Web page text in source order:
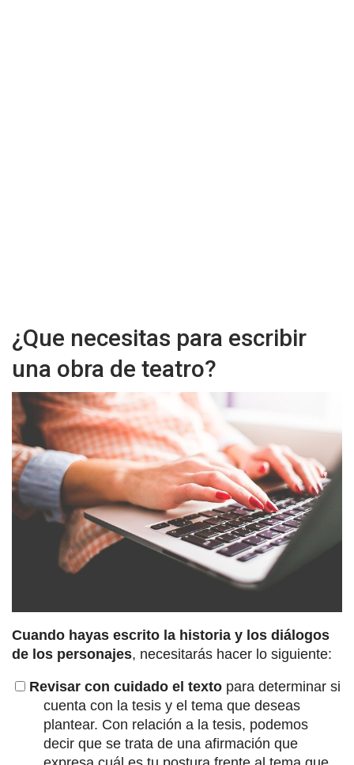
¿Que necesitas para escribir
una obra de teatro?
Cuando hayas escrito la historia y los diálogos
de los personajes, necesitarás hacer lo siguiente:
Revisar con cuidado el texto para determinar si
cuenta con la tesis y el tema que deseas
plantear. Con relación a la tesis, podemos
decir que se trata de una afirmación que